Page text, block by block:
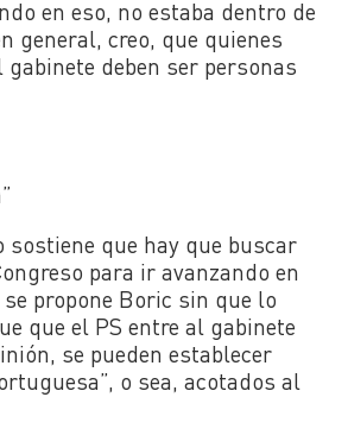
en eso, no estaba dentro de
general, creo, que quienes
deben ser personas
que hay que buscar
para ir avanzando en
propone Boric sin que lo
que el PS entre al gabinete
se pueden establecer
o sea, acotados al